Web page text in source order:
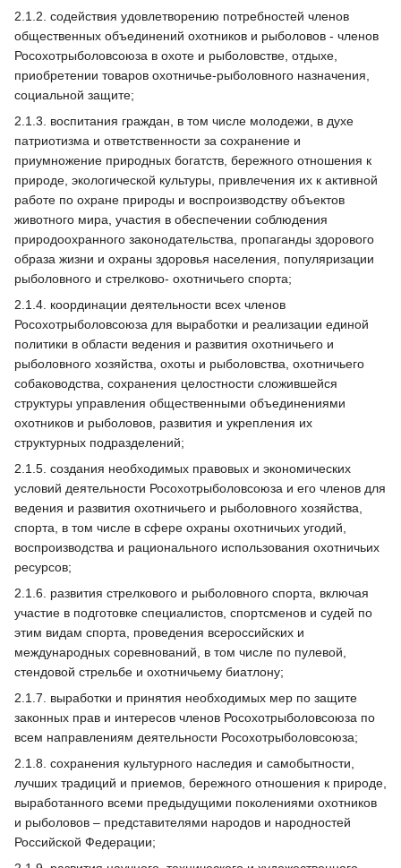
2.1.2. содействия удовлетворению потребностей членов
общественных объединений охотников и рыболовов - членов
Росохотрыболовсоюза в охоте и рыболовстве, отдыхе,
приобретении товаров охотничье-рыболовного назначения,
социальной защите;
2.1.3. воспитания граждан, в том числе молодежи, в духе
патриотизма и ответственности за сохранение и
приумножение природных богатств, бережного отношения к
природе, экологической культуры, привлечения их к активной
работе по охране природы и воспроизводству объектов
животного мира, участия в обеспечении соблюдения
природоохранного законодательства, пропаганды здорового
образа жизни и охраны здоровья населения, популяризации
рыболовного и стрелково- охотничьего спорта;
2.1.4. координации деятельности всех членов
Росохотрыболовсоюза для выработки и реализации единой
политики в области ведения и развития охотничьего и
рыболовного хозяйства, охоты и рыболовства, охотничьего
собаководства, сохранения целостности сложившейся
структуры управления общественными объединениями
охотников и рыболовов, развития и укрепления их
структурных подразделений;
2.1.5. создания необходимых правовых и экономических
условий деятельности Росохотрыболовсоюза и его членов для
ведения и развития охотничьего и рыболовного хозяйства,
спорта, в том числе в сфере охраны охотничьих угодий,
воспроизводства и рационального использования охотничьих
ресурсов;
2.1.6. развития стрелкового и рыболовного спорта, включая
участие в подготовке специалистов, спортсменов и судей по
этим видам спорта, проведения всероссийских и
международных соревнований, в том числе по пулевой,
стендовой стрельбе и охотничьему биатлону;
2.1.7. выработки и принятия необходимых мер по защите
законных прав и интересов членов Росохотрыболовсоюза по
всем направлениям деятельности Росохотрыболовсоюза;
2.1.8. сохранения культурного наследия и самобытности,
лучших традиций и приемов, бережного отношения к природе,
выработанного всеми предыдущими поколениями охотников
и рыболовов – представителями народов и народностей
Российской Федерации;